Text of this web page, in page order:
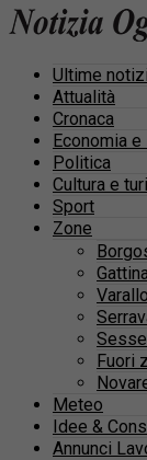
Ultime
Attualità
Cronaca
Economia
Politica
Cultura e
Sport
Zone
Fuori
Meteo
Idee &
Annunci